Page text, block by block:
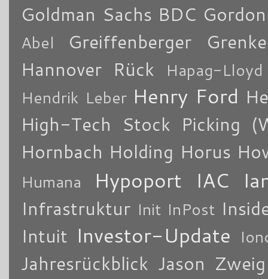
Goldman Sachs BDC
Abel Greiffenberger
Grenke
Hannover Rück
Hapag-Lloyd
Hendrik Leber Henry Ford
High-Tech Stock Picking
Hornbach Holding Horus
Humana Hypoport IAC
Infrastruktur Init InPost
Intuit Investor-Update
Jahresrückblick Jason Zweig